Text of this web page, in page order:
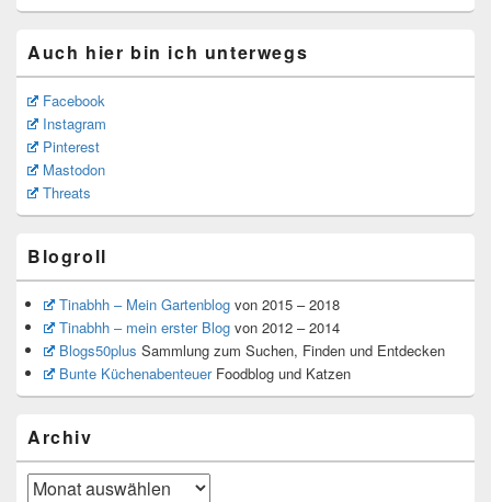
Auch hier bin ich unterwegs
Facebook
Instagram
Pinterest
Mastodon
Threats
Blogroll
Tinabhh – Mein Gartenblogvon 2015 – 2018
Tinabhh – mein erster Blogvon 2012 – 2014
Blogs50plus Sammlung zum Suchen, Finden und Entdecken
Bunte KüchenabenteuerFoodblog und Katzen
Archiv
Archiv